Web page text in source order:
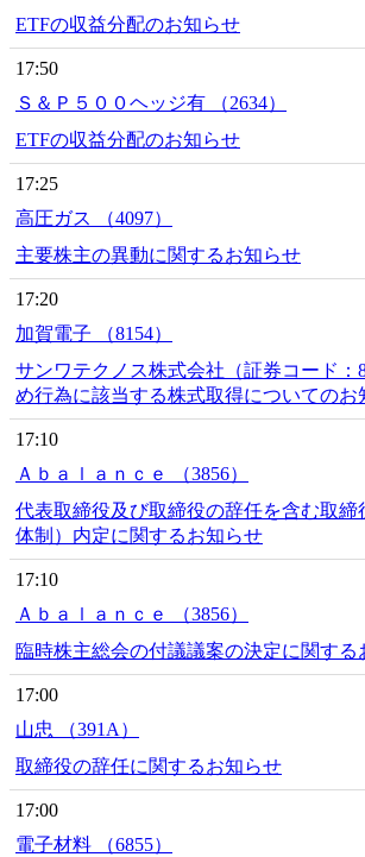
ETFの収益分配のお知らせ
17:50
Ｓ＆Ｐ５００ヘッジ有 （2634）
ETFの収益分配のお知らせ
17:25
高圧ガス （4097）
主要株主の異動に関するお知らせ
17:20
加賀電子 （8154）
サンワテクノス株式会社（証券コード：
め行為に該当する株式取得についてのお
17:10
Ａｂａｌａｎｃｅ （3856）
代表取締役及び取締役の辞任を含む取締
体制）内定に関するお知らせ
17:10
Ａｂａｌａｎｃｅ （3856）
臨時株主総会の付議議案の決定に関する
17:00
山忠 （391A）
取締役の辞任に関するお知らせ
17:00
電子材料 （6855）